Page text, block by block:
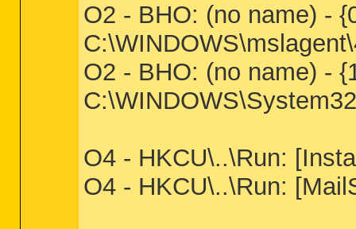
O2 - BHO: (no name) -
O2 - BHO: (no name) -
O4 - HKCU\..\Run:
O4 - HKCU\..\Run: